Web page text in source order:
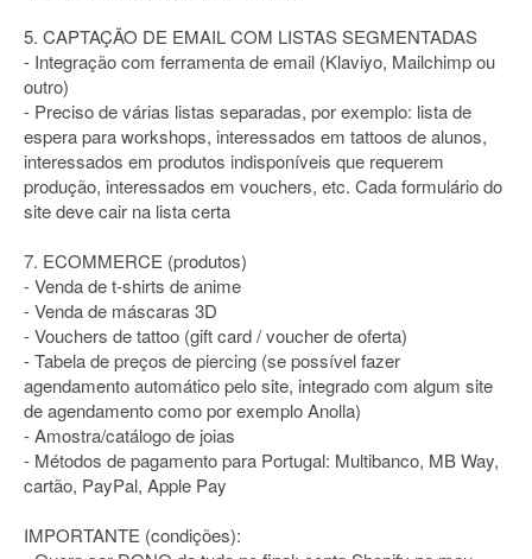
5. CAPTAÇÃO DE EMAIL COM LISTAS SEGMENTADAS
- Integração com ferramenta de email (Klaviyo, Mailchimp ou
outro)
- Preciso de várias listas separadas, por exemplo: lista de
espera para workshops, interessados em tattoos de alunos,
interessados em produtos indisponíveis que requerem
produção, interessados em vouchers, etc. Cada formulário do
site deve cair na lista certa
7. ECOMMERCE (produtos)
- Venda de t-shirts de anime
- Venda de máscaras 3D
- Vouchers de tattoo (gift card / voucher de oferta)
- Tabela de preços de piercing (se possível fazer
agendamento automático pelo site, integrado com algum site
de agendamento como por exemplo Anolla)
- Amostra/catálogo de joias
- Métodos de pagamento para Portugal: Multibanco, MB Way,
cartão, PayPal, Apple Pay
IMPORTANTE (condições):